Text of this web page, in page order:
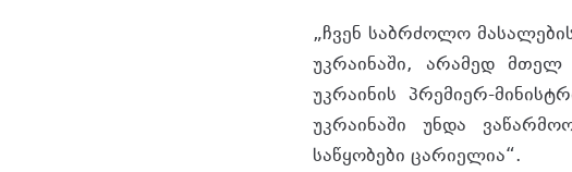
„ჩვენ საბრძოლო
უკრაინაში, არამედ
უკრაინის პრემიერ-
უკრაინაში უნდა
საწყობები ცარიელია“.